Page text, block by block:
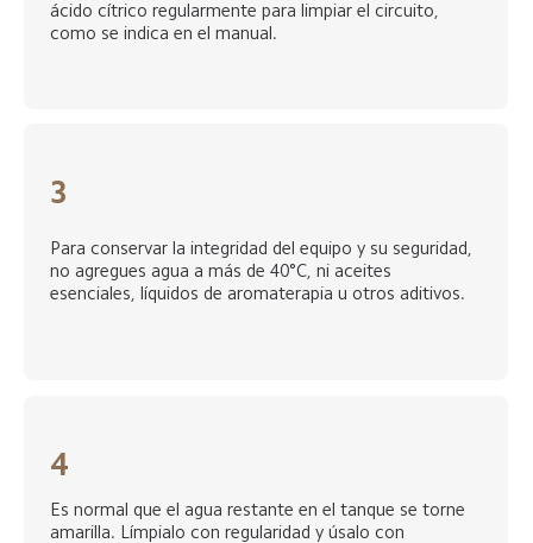
ácido cítrico regularmente para limpiar el circuito,
como se indica en el manual.
3
Para conservar la integridad del equipo y su seguridad,
no agregues agua a más de 40°C, ni aceites
esenciales, líquidos de aromaterapia u otros aditivos.
4
Es normal que el agua restante en el tanque se torne
amarilla. Límpialo con regularidad y úsalo con